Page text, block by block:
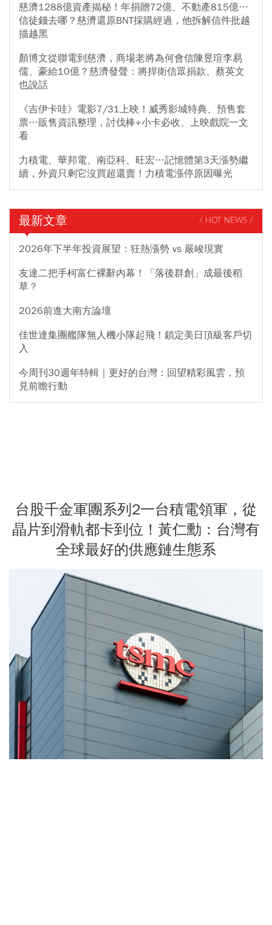
慈濟1288億資產揭秘！年捐贈72億、不動產815億…
信徒錢去哪？慈濟還原BNT採購經過，他拆解信件批越
描越黑
顏博文從聯電到慈濟，商場老將為何會信陳昱瑄李易
儒、豪給10億？慈濟發聲：將捍衛信眾捐款、蔡英文
也說話
《吉伊卡哇》電影7/31上映！威秀影城特典、預售套
票…販售資訊整理，討伐棒+小卡必收、上映戲院一文
看
力積電、華邦電、南亞科、旺宏…記憶體第3天漲勢繼
續，外資只剩它沒買超還賣！力積電漲停原因曝光
最新文章 / HOT NEWS /
2026年下半年投資展望：狂熱漲勢 vs 嚴峻現實
友達二把手柯富仁裸辭內幕！「落後群創」成最後稻
草？
2026前進大南方論壇
佳世達集團艦隊無人機小隊起飛！鎖定美日頂級客戶切
入
今周刊30週年特輯｜更好的台灣：回望精彩風雲，預
見前瞻行動
台股千金軍團系列2一台積電領軍，從
晶片到滑軌都卡到位！黃仁勳：台灣有
全球最好的供應鏈生態系